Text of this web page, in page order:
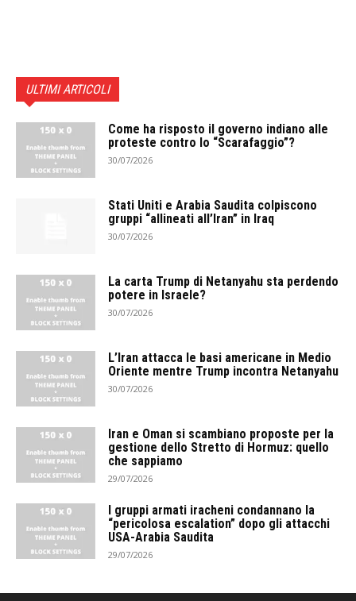
ULTIMI ARTICOLI
Come ha risposto il governo indiano alle
proteste contro lo “Scarafaggio”?
30/07/2026
Stati Uniti e Arabia Saudita colpiscono
gruppi “allineati all’Iran” in Iraq
30/07/2026
La carta Trump di Netanyahu sta perdendo
potere in Israele?
30/07/2026
L’Iran attacca le basi americane in Medio
Oriente mentre Trump incontra Netanyahu
30/07/2026
Iran e Oman si scambiano proposte per la
gestione dello Stretto di Hormuz: quello
che sappiamo
29/07/2026
I gruppi armati iracheni condannano la
“pericolosa escalation” dopo gli attacchi
USA-Arabia Saudita
29/07/2026